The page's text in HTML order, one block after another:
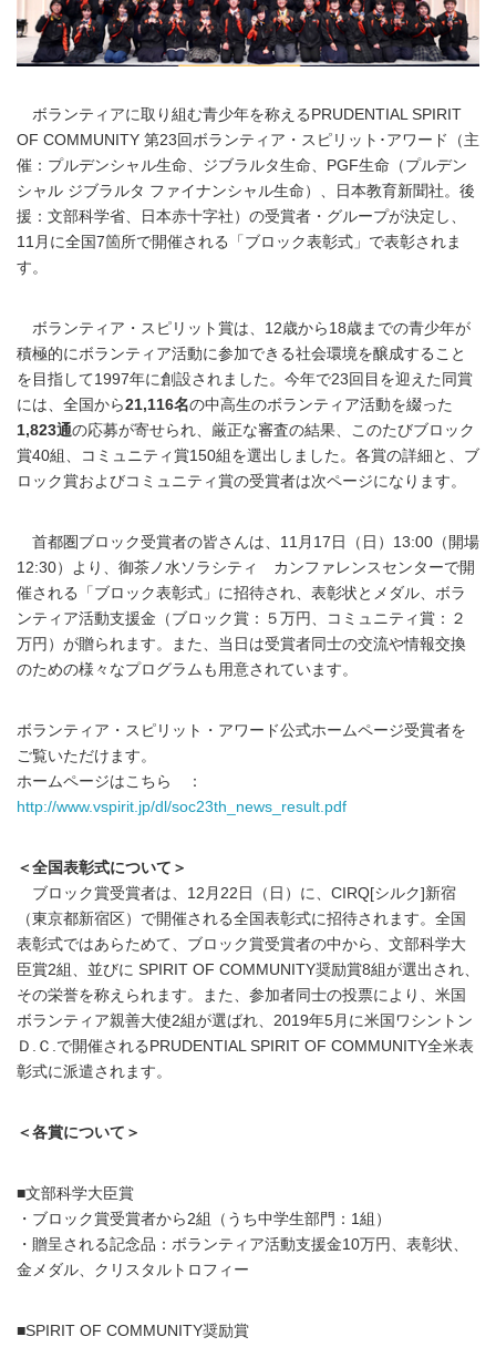
ボランティアに取り組む青少年を称えるPRUDENTIAL SPIRIT
OF COMMUNITY 第23回ボランティア・スピリット･アワード（主
催：プルデンシャル生命、ジブラルタ生命、PGF生命（プルデン
シャル ジブラルタ ファイナンシャル生命）、日本教育新聞社。後
援：文部科学省、日本赤十字社）の受賞者・グループが決定し、
11月に全国7箇所で開催される「ブロック表彰式」で表彰されま
す。
ボランティア・スピリット賞は、12歳から18歳までの青少年が
積極的にボランティア活動に参加できる社会環境を醸成すること
を目指して1997年に創設されました。今年で23回目を迎えた同賞
には、全国から21,116名の中高生のボランティア活動を綴った
1,823通の応募が寄せられ、厳正な審査の結果、このたびブロック
賞40組、コミュニティ賞150組を選出しました。各賞の詳細と、ブ
ロック賞およびコミュニティ賞の受賞者は次ページになります。
首都圏ブロック受賞者の皆さんは、11月17日（日）13:00（開場
12:30）より、御茶ノ水ソラシティ カンファレンスセンターで開
催される「ブロック表彰式」に招待され、表彰状とメダル、ボラ
ンティア活動支援金（ブロック賞：５万円、コミュニティ賞：２
万円）が贈られます。また、当日は受賞者同士の交流や情報交換
のための様々なプログラムも用意されています。
ボランティア・スピリット・アワード公式ホームページ受賞者を
ご覧いただけます。
ホームページはこちら ：
http://www.vspirit.jp/dl/soc23th_news_result.pdf
＜全国表彰式について＞
ブロック賞受賞者は、12月22日（日）に、CIRQ[シルク]新宿
（東京都新宿区）で開催される全国表彰式に招待されます。全国
表彰式ではあらためて、ブロック賞受賞者の中から、文部科学大
臣賞2組、並びに SPIRIT OF COMMUNITY奨励賞8組が選出され、
その栄誉を称えられます。また、参加者同士の投票により、米国
ボランティア親善大使2組が選ばれ、2019年5月に米国ワシントン
Ｄ.Ｃ.で開催されるPRUDENTIAL SPIRIT OF COMMUNITY全米表
彰式に派遣されます。
＜各賞について＞
■文部科学大臣賞
・ブロック賞受賞者から2組（うち中学生部門：1組）
・贈呈される記念品：ボランティア活動支援金10万円、表彰状、
金メダル、クリスタルトロフィー
■SPIRIT OF COMMUNITY奨励賞